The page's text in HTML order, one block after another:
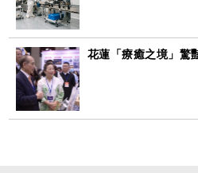
花蓮「療癒之境」驚